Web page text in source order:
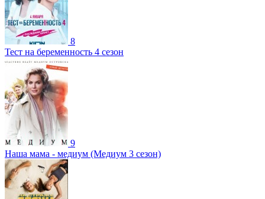
8
Тест на беременность 4 сезон
9
Наша мама - медиум (Медиум 3 сезон)